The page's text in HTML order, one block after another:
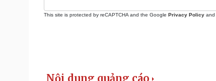
This site is protected by reCAPTCHA and the Google Privacy Policy and